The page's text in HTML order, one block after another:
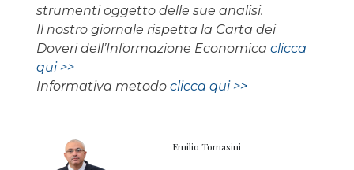
strumenti oggetto delle sue analisi.
Il nostro giornale rispetta la Carta dei
Doveri dell’Informazione Economica clicca
qui >>
Informativa metodo clicca qui >>
Emilio Tomasini